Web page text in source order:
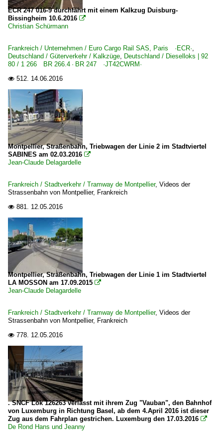
ECR 247 016-9 durchfährt mit einem Kalkzug Duisburg-
Bissingheim 10.6.2016 
Christian Schürmann
Frankreich / Unternehmen / Euro Cargo Rail SAS, Paris ·ECR·,
Deutschland / Güterverkehr / Kalkzüge, Deutschland / Dieselloks | 92
80 / 1 266 BR 266.4 · BR 247 ·JT42CWRM·
 512. 14.06.2016
Montpellier, Straßenbahn, Triebwagen der Linie 2 im Stadtviertel
SABINES am 02.03.2016 
Jean-Claude Delagardelle
Frankreich / Stadtverkehr / Tramway de Montpellier, Videos der
Strassenbahn von Montpellier, Frankreich
 881. 12.05.2016
Montpellier, Straßenbahn, Triebwagen der Linie 1 im Stadtviertel
LA MOSSON am 17.09.2015 
Jean-Claude Delagardelle
Frankreich / Stadtverkehr / Tramway de Montpellier, Videos der
Strassenbahn von Montpellier, Frankreich
 778. 12.05.2016
. SNCF Lok 126263 verlässt mit ihrem Zug "Vauban", den Bahnhof
von Luxemburg in Richtung Basel, ab dem 4.April 2016 ist dieser
Zug aus dem Fahrplan gestrichen. Luxemburg den 17.03.2016 
De Rond Hans und Jeanny